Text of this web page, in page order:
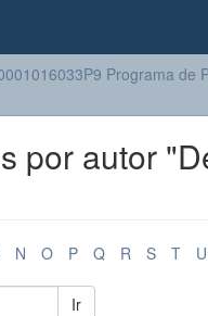
Programa de
por autor
N O P Q R S T U
Ir